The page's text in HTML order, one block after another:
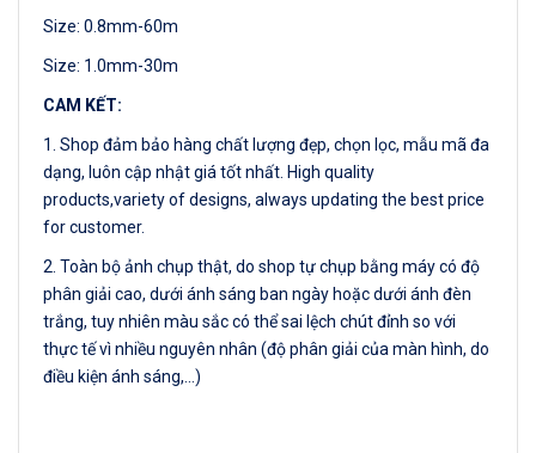
Size: 0.8mm-60m
Size: 1.0mm-30m
CAM KẾT:
1. Shop đảm bảo hàng chất lượng đẹp, chọn lọc, mẫu mã đa
dạng, luôn cập nhật giá tốt nhất. High quality
products,variety of designs, always updating the best price
for customer.
2. Toàn bộ ảnh chụp thật, do shop tự chụp bằng máy có độ
phân giải cao, dưới ánh sáng ban ngày hoặc dưới ánh đèn
trắng, tuy nhiên màu sắc có thể sai lệch chút đỉnh so với
thực tế vì nhiều nguyên nhân (độ phân giải của màn hình, do
điều kiện ánh sáng,…)